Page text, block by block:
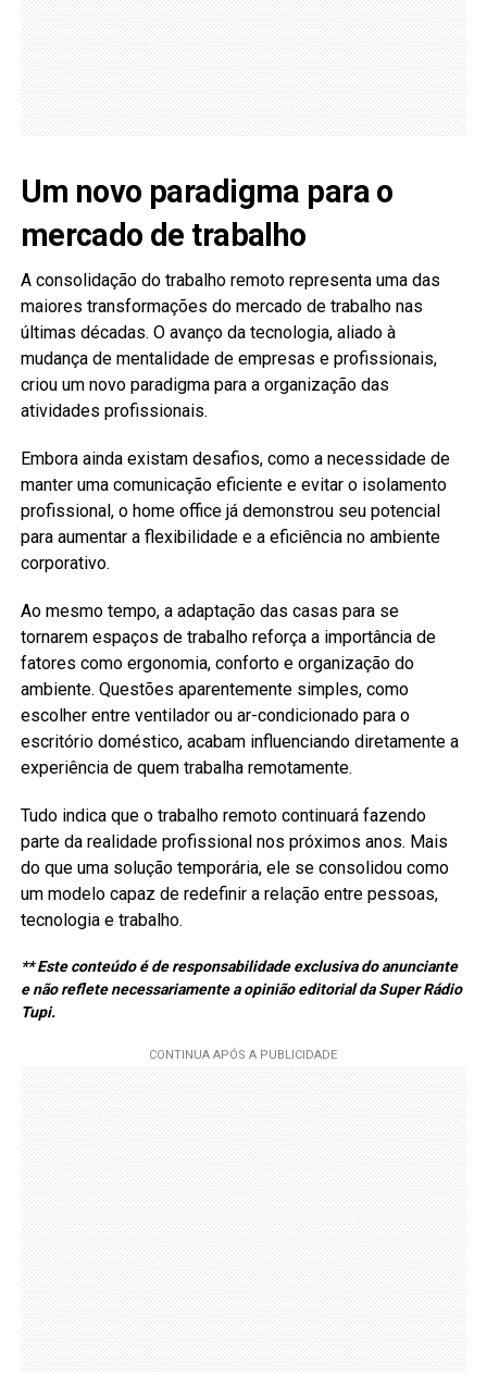
Um novo paradigma para o
mercado de trabalho
A consolidação do trabalho remoto representa uma das
maiores transformações do mercado de trabalho nas
últimas décadas. O avanço da tecnologia, aliado à
mudança de mentalidade de empresas e profissionais,
criou um novo paradigma para a organização das
atividades profissionais.
Embora ainda existam desafios, como a necessidade de
manter uma comunicação eficiente e evitar o isolamento
profissional, o home office já demonstrou seu potencial
para aumentar a flexibilidade e a eficiência no ambiente
corporativo.
Ao mesmo tempo, a adaptação das casas para se
tornarem espaços de trabalho reforça a importância de
fatores como ergonomia, conforto e organização do
ambiente. Questões aparentemente simples, como
escolher entre ventilador ou ar-condicionado para o
escritório doméstico, acabam influenciando diretamente a
experiência de quem trabalha remotamente.
Tudo indica que o trabalho remoto continuará fazendo
parte da realidade profissional nos próximos anos. Mais
do que uma solução temporária, ele se consolidou como
um modelo capaz de redefinir a relação entre pessoas,
tecnologia e trabalho.
** Este conteúdo é de responsabilidade exclusiva do anunciante
e não reflete necessariamente a opinião editorial da Super Rádio
Tupi.